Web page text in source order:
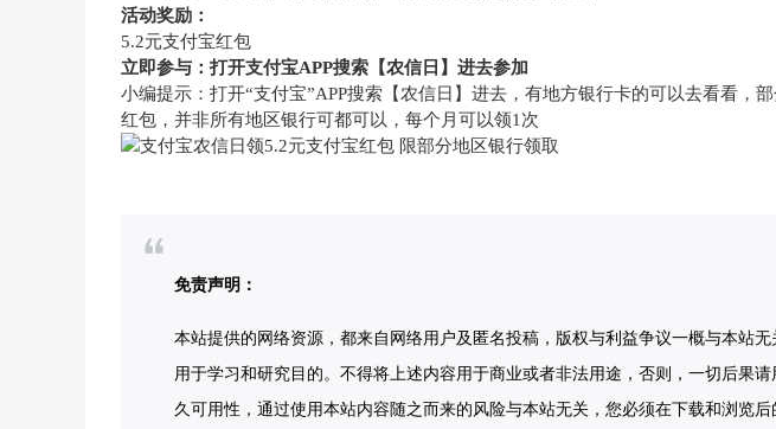
活动奖励：
5.2元支付宝红包
立即参与：打开支付宝APP搜索【农信日】进去参加
小编提示：打开“支付宝”APP搜索【农信日】进去，有地方银行卡的可以去看看，
红包，并非所有地区银行可都可以，每个月可以领1次
免责声明：
本站提供的网络资源，都来自网络用户及匿名投稿，版权与利益争议一概与本站
用于学习和研究目的。不得将上述内容用于商业或者非法用途，否则，一切后果
久可用性，通过使用本站内容随之而来的风险与本站无关，您必须在下载和浏览